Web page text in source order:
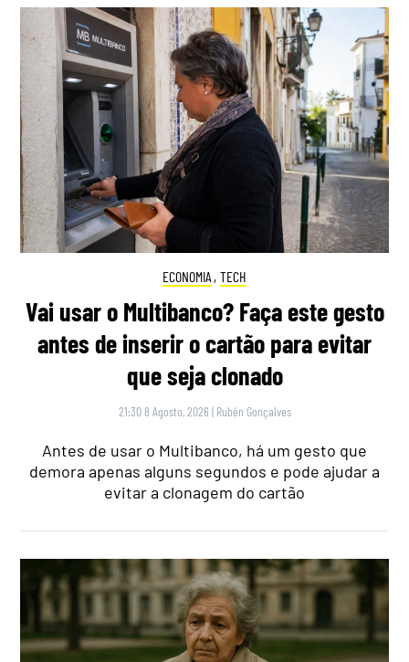
ECONOMIA , TECH
Vai usar o Multibanco? Faça este gesto
antes de inserir o cartão para evitar
que seja clonado
21:30 8 Agosto, 2026 | Rubén Gonçalves
Antes de usar o Multibanco, há um gesto que
demora apenas alguns segundos e pode ajudar a
evitar a clonagem do cartão